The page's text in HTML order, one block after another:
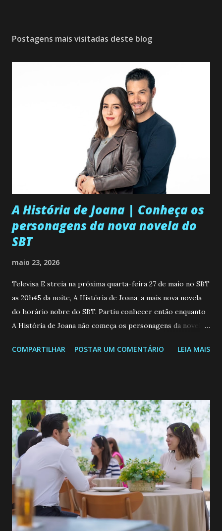
Postagens mais visitadas deste blog
A História de Joana | Conheça os
personagens da nova novela do
SBT
maio 23, 2026
Televisa E streia na próxima quarta-feira 27 de maio no SBT
as 20h45 da noite, A História de Joana, a mais nova novela
do horário nobre do SBT. Partiu conhecer então enquanto
A História de Joana não começa os personagens da novela?
de 25/05/26 a 31/05/26 JOANA GUADALUPE (Camila
permanecer virgem até encontrar o homem que realmente
ama, o que não é fácil, já que dedica todas as suas energias a
se aprimorar, trabalhando, estudando e se orgulhando de
ser a primeira mulher da família a ingressar na
universidade. Ela tem uma personalidade muito alegre, é
muito madura para a idade, determinada, criativa e
empática. Detesta injustiças e é uma ótima amiga. Pode ser
teimosa e muito persistente quando decide fazer algo.
Durante um exame ginecológico, ela é inseminada por eng...
COMPARTILHAR POSTAR UM COMENTÁRIO LEIA MAIS